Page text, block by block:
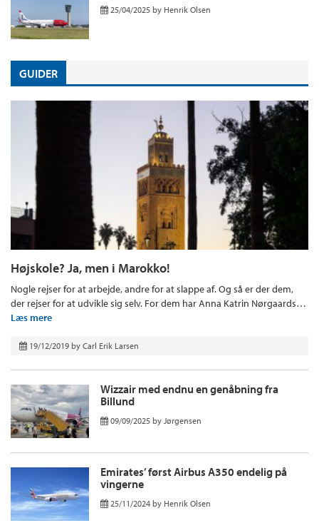
25/04/2025 by Henrik Olsen
GUIDER
Højskole? Ja, men i Marokko!
Nogle rejser for at arbejde, andre for at slappe af. Og så er der dem,
der rejser for at udvikle sig selv. For dem har Anna Katrin Nørgaards…
Læs mere
19/12/2019 by Carl Erik Larsen
Wizzair med endnu en genåbning fra
Billund
09/09/2025 by Jørgensen
Emirates’ først Airbus A350 endelig på
vingerne
25/11/2024 by Henrik Olsen